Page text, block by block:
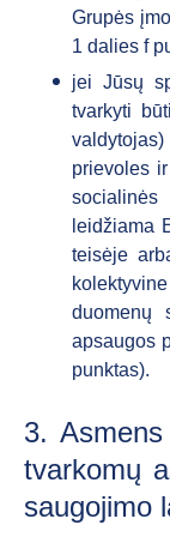
Grupės
1 dalies f
jei Jūsų
tvarkyti
prievoles
leidžiama
teisėje
duomenų
apsaugos
punktas).
3.
tvarkomų
saugojimo